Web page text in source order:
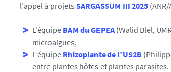
a
l’appel à projets SARGASSUM III 2025 (ANR/
L’équipe BAM du GEPEA (Walid Blel,
microalgues,
L’équipe Rhizoplante de l’US2B
entre plantes hôtes et plantes parasites.